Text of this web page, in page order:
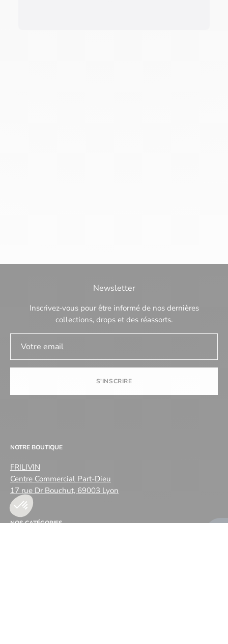
Newsletter
Inscrivez-vous pour être informé de nos dernières
collections, drops et des réassorts.
S'INSCRIRE
NOTRE BOUTIQUE
FRILIVIN
Centre Commercial Part-Dieu
17 rue Dr Bouchut, 69003 Lyon
NOS CATÉGORIES